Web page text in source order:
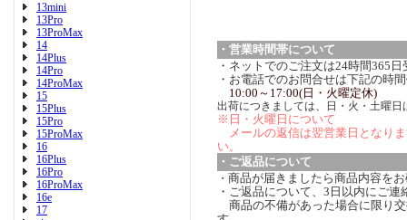
13mini
13Pro
13ProMax
14
14Plus
14Pro
14ProMax
15
15Plus
15Pro
15ProMax
16
16Plus
16Pro
16ProMax
16e
17
・営業時間帯について
・ネットでのご注文は24時間365
・お電話でのお問合せは下記の時
10:00～17:00(日・火曜定休)
出荷につきましては、日・火・土曜日
※日・火曜日について
メールの返信は翌営業日となり
い。
・ご返品について
・ 商品が届きましたら商品内容を
・ご返品について、3日以内にご連
商品の不備があった場合に限り